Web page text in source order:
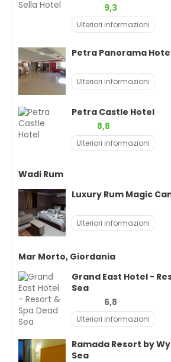
9,3
Ulteriori informazioni
Petra Panorama
Ulteriori informazioni
Petra Castle Hotel
8,8
Ulteriori informazioni
Wadi Rum
Luxury Rum Magic
Ulteriori informazioni
Mar Morto, Giordania
Grand East Hotel -
Sea
6,8
Ulteriori informazioni
Ramada Resort by
Sea